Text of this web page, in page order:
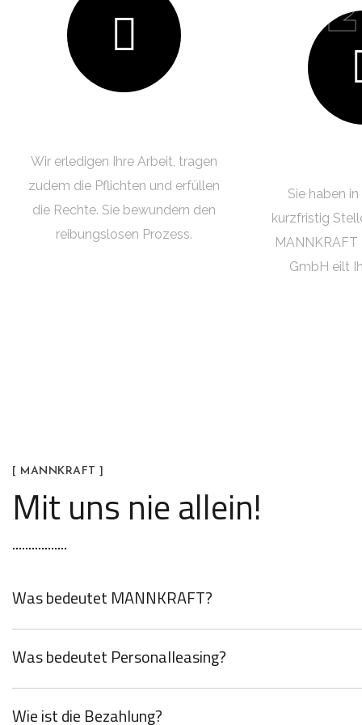
Wir erledigen Ihre Arbeit, tragen
zudem die Pflichten und erfüllen
die Rechte. Sie bewundern den
reibungslosen Prozess.
Sie haben
kurzfristig
GmbH eilt
[ MANNKRAFT ]
Mit uns nie allein!
Was bedeutet MANNKRAFT?
Was bedeutet Personalleasing?
Wie ist die Bezahlung?